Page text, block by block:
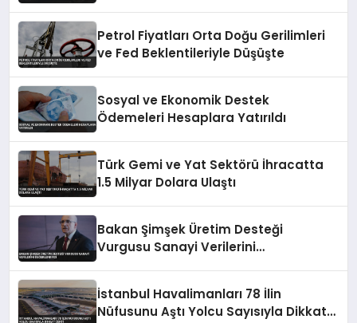
Petrol Fiyatları Orta Doğu Gerilimleri
ve Fed Beklentileriyle Düşüşte
Sosyal ve Ekonomik Destek
Ödemeleri Hesaplara Yatırıldı
Türk Gemi ve Yat Sektörü İhracatta
1.5 Milyar Dolara Ulaştı
Bakan Şimşek Üretim Desteği
Vurgusu Sanayi Verilerini
İstanbul Havalimanları 78 İlin
Nüfusunu Aştı Yolcu Sayısıyla Dikkat